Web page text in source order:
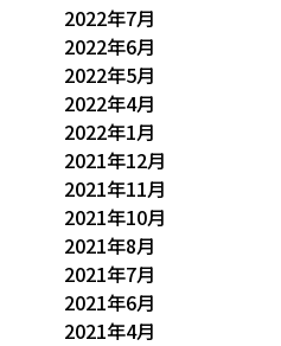
2022年7月
2022年6月
2022年5月
2022年4月
2022年1月
2021年12月
2021年11月
2021年10月
2021年8月
2021年7月
2021年6月
2021年4月